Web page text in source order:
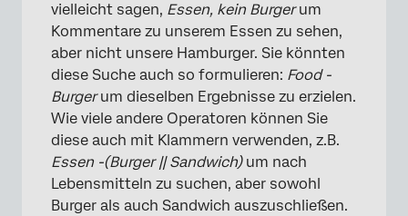
×
vielleicht sagen, Essen, kein Burgerum
Kommentare zu unserem Essen zu sehen,
aber nicht unsere Hamburger. Sie könnten
diese Suche auch so formulieren: Food -
Burgerum dieselben Ergebnisse zu erzielen.
Wie viele andere Operatoren können Sie
diese auch mit Klammern verwenden, z.B.
Essen -(Burger || Sandwich)um nach
Lebensmitteln zu suchen, aber sowohl
Burger als auch Sandwich auszuschließen.